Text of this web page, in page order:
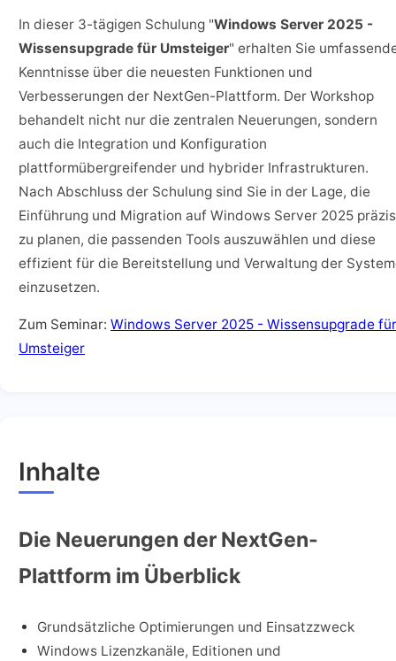
In dieser 3-tägigen Schulung "Windows Server 2025 -
Wissensupgrade für Umsteiger" erhalten Sie
Kenntnisse über die neuesten Funktionen und
Verbesserungen der NextGen-Plattform. Der Workshop
behandelt nicht nur die zentralen Neuerungen, sondern
auch die Integration und Konfiguration
plattformübergreifender und hybrider Infrastrukturen.
Nach Abschluss der Schulung sind Sie in der Lage, die
Einführung und Migration auf Windows Server 2025
zu planen, die passenden Tools auszuwählen und diese
effizient für die Bereitstellung und Verwaltung der
einzusetzen.
Zum Seminar: Windows Server 2025 - Wissensupgrade für
Umsteiger
Inhalte
Die Neuerungen der NextGen-
Plattform im Überblick
Grundsätzliche Optimierungen und Einsatzzweck
Windows Lizenzkanäle, Editionen und